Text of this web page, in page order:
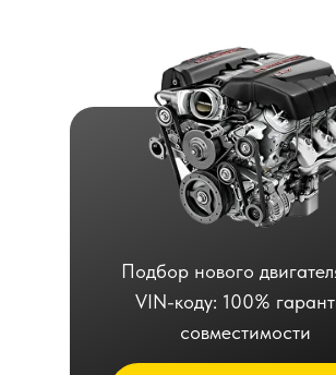
Подбор нового
VIN-коду: 100%
совместимости